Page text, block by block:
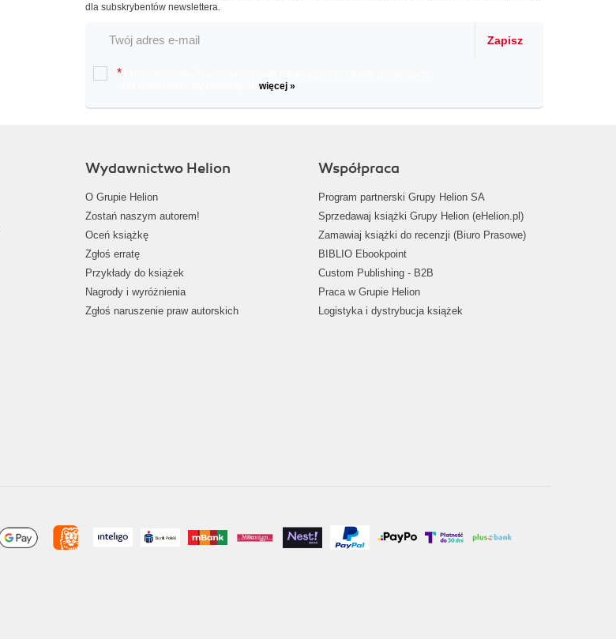
dla subskrybentów newslettera.
Zapisz
*
więcej »
Wydawnictwo Helion
O Grupie Helion
Zostań naszym autorem!
Oceń książkę
Zgłoś erratę
Przykłady do książek
Nagrody i wyróżnienia
Zgłoś naruszenie praw autorskich
Współpraca
Program partnerski Grupy Helion SA
Sprzedawaj książki Grupy Helion (eHelion.pl)
Zamawiaj książki do recenzji (Biuro Prasowe)
BIBLIO Ebookpoint
Custom Publishing - B2B
Praca w Grupie Helion
Logistyka i dystrybucja książek